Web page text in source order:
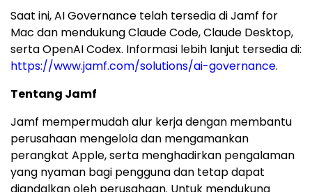
Saat ini, AI Governance telah tersedia di Jamf for
Mac dan mendukung Claude Code, Claude Desktop,
serta OpenAI Codex. Informasi lebih lanjut tersedia di:
https://www.jamf.com/solutions/ai-governance.
Tentang Jamf
Jamf mempermudah alur kerja dengan membantu
perusahaan mengelola dan mengamankan
perangkat Apple, serta menghadirkan pengalaman
yang nyaman bagi pengguna dan tetap dapat